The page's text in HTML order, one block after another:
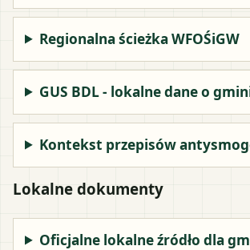
Regionalna ścieżka WFOŚiGW
GUS BDL - lokalne dane o
Kontekst przepisów
Lokalne dokumenty
Oficjalne lokalne źródło dla